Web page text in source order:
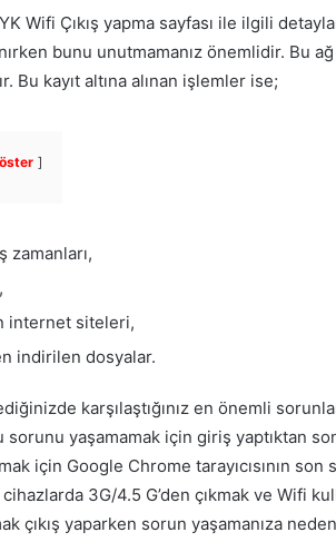
Wifi Çıkış yapma sayfası ile ilgili
bunu unutmamanız önemlidir. Bu
Bu kayıt altına alınan işlemler ise;
zamanları,
internet siteleri,
indirilen dosyalar.
karşılaştığınız en önemli
sorunu yaşamamak için giriş yaptıktan
için Google Chrome tarayıcısının
3G/4.5 G’den çıkmak ve Wifi
çıkış yaparken sorun yaşamanıza